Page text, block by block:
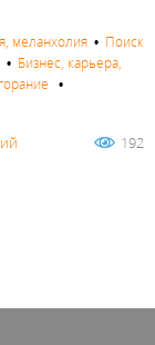
меланхолия • Поиск
• Бизнес, карьера,
•
192